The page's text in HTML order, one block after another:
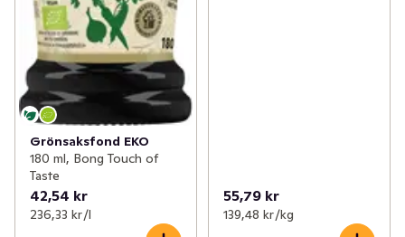
Grönsaksfond EKO
180 ml, Bong Touch of
Taste
42,54 kr
236,33 kr /l
55,79 kr
139,48 kr /kg